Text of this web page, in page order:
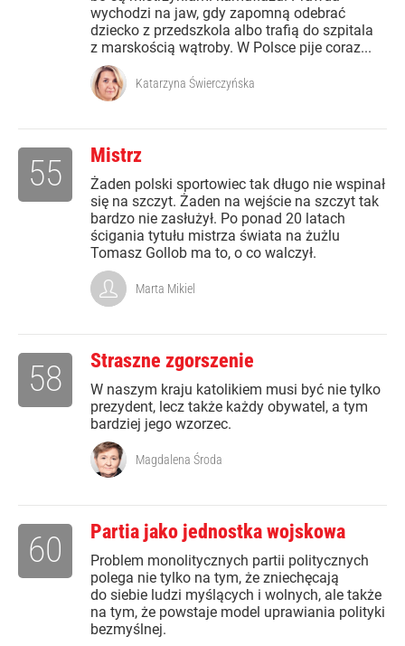
wychodzi na jaw, gdy zapomną odebrać
dziecko z przedszkola albo trafią do szpitala
z marskością wątroby. W Polsce pije coraz...
Katarzyna Świerczyńska
Mistrz
Żaden polski sportowiec tak długo nie wspinał
się na szczyt. Żaden na wejście na szczyt tak
bardzo nie zasłużył. Po ponad 20 latach
ścigania tytułu mistrza świata na żużlu
Tomasz Gollob ma to, o co walczył.
55
Marta Mikiel
Straszne zgorszenie
W naszym kraju katolikiem musi być nie tylko
prezydent, lecz także każdy obywatel, a tym
bardziej jego wzorzec.
58
Magdalena Środa
Partia jako jednostka wojskowa
Problem monolitycznych partii politycznych
polega nie tylko na tym, że zniechęcają
do siebie ludzi myślących i wolnych, ale także
na tym, że powstaje model uprawiania polityki
bezmyślnej.
60